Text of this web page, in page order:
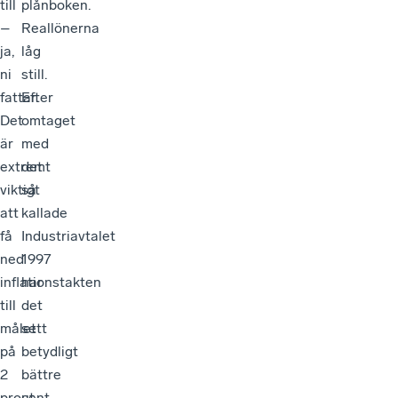
till
–
ja,
ni
fattar.
Det
är
extremt
viktigt
att
få
ned
inflationstakten
till
målet
på
2
plånboken.
Reallönerna
låg
still.
Efter
omtaget
med
det
så
kallade
Industriavtalet
1997
har
det
sett
betydligt
bättre